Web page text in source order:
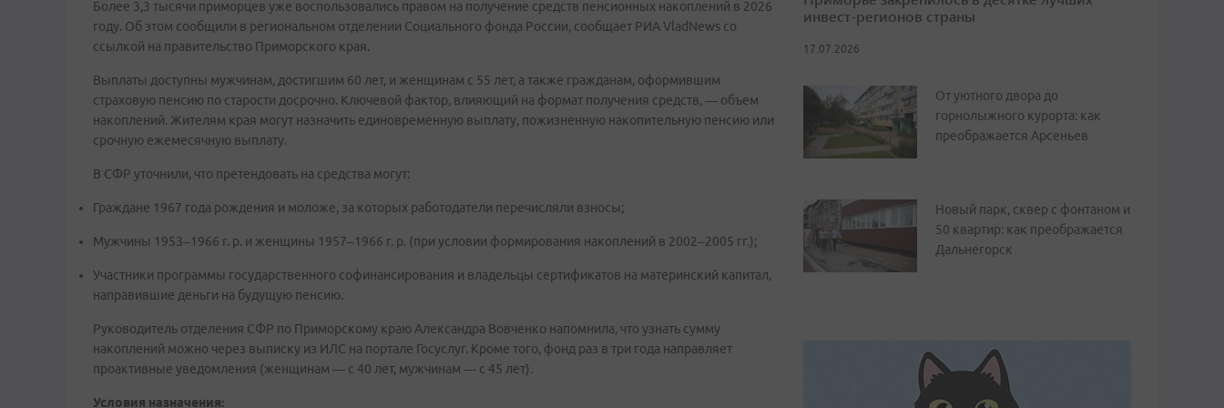
Более 3,3 тысячи приморцев уже воспользовались правом на получение средств пенсионных накоплений в 2026
году. Об этом сообщили в региональном отделении Социального фонда России, сообщает РИА VladNews со
ссылкой на правительство Приморского края.
Выплаты доступны мужчинам, достигшим 60 лет, и женщинам с 55 лет, а также гражданам, оформившим
страховую пенсию по старости досрочно. Ключевой фактор, влияющий на формат получения средств, — объем
накоплений. Жителям края могут назначить единовременную выплату, пожизненную накопительную пенсию или
срочную ежемесячную выплату.
В СФР уточнили, что претендовать на средства могут:
Граждане 1967 года рождения и моложе, за которых работодатели перечисляли взносы;
Мужчины 1953–1966 г. р. и женщины 1957–1966 г. р. (при условии формирования накоплений в 2002–2005 гг.);
Участники программы государственного софинансирования и владельцы сертификатов на материнский капитал,
направившие деньги на будущую пенсию.
Руководитель отделения СФР по Приморскому краю Александра Вовченко напомнила, что узнать сумму
накоплений можно через выписку из ИЛС на портале Госуслуг. Кроме того, фонд раз в три года направляет
проактивные уведомления (женщинам — с 40 лет, мужчинам — с 45 лет).
Условия назначения:
инвест-регионов страны
17.07.2026
От уютного двора до
горнолыжного курорта: как
преображается Арсеньев
Новый парк, сквер с фонтаном и
50 квартир: как преображается
Дальнегорск